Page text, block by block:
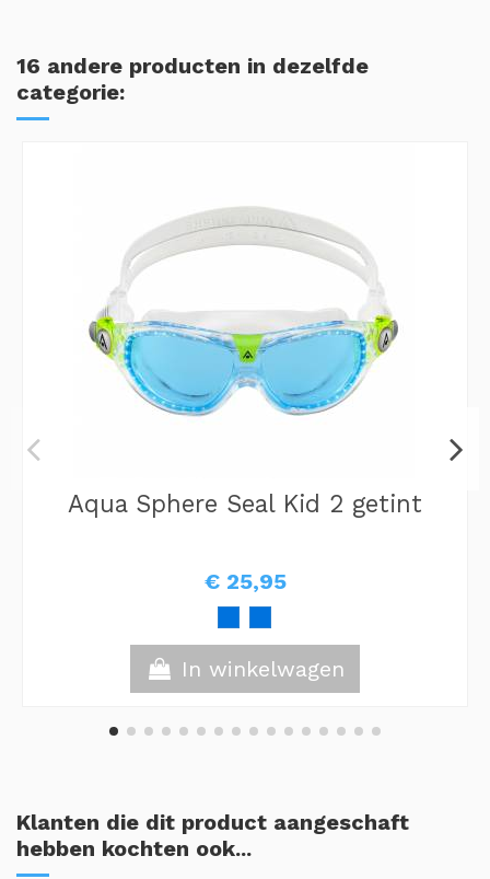
16 andere producten in dezelfde
categorie:
Aqua Sphere Seal Kid 2 getint
€ 25,95
In winkelwagen
Klanten die dit product aangeschaft
hebben kochten ook...